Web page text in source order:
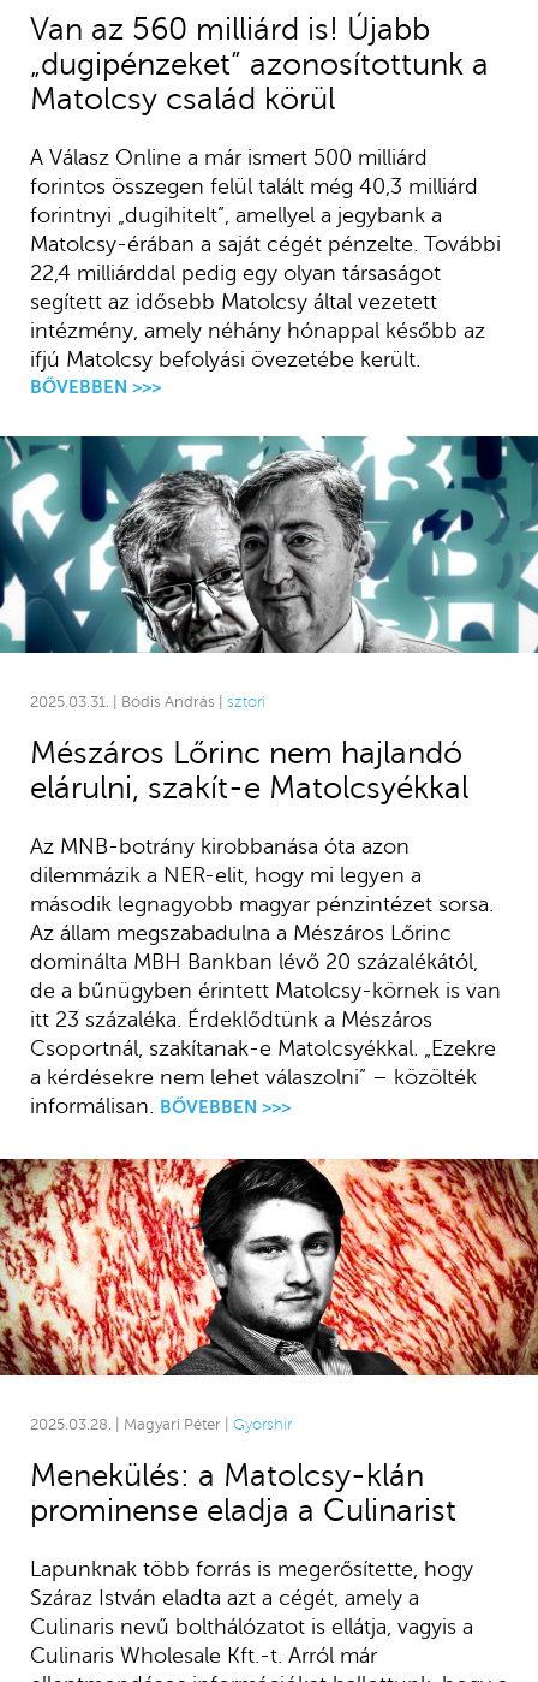
Van az 560 milliárd is! Újabb
„dugipénzeket” azonosítottunk a
Matolcsy család körül
A Válasz Online a már ismert 500 milliárd
forintos összegen felül talált még 40,3 milliárd
forintnyi „dugihitelt”, amellyel a jegybank a
Matolcsy-érában a saját cégét pénzelte. További
22,4 milliárddal pedig egy olyan társaságot
segített az idősebb Matolcsy által vezetett
intézmény, amely néhány hónappal később az
ifjú Matolcsy befolyási övezetébe került.
BŐVEBBEN >>>
2025.03.31. | Bódis András | sztori
Mészáros Lőrinc nem hajlandó
elárulni, szakít-e Matolcsyékkal
Az MNB-botrány kirobbanása óta azon
dilemmázik a NER-elit, hogy mi legyen a
második legnagyobb magyar pénzintézet sorsa.
Az állam megszabadulna a Mészáros Lőrinc
dominálta MBH Bankban lévő 20 százalékától,
de a bűnügyben érintett Matolcsy-körnek is van
itt 23 százaléka. Érdeklődtünk a Mészáros
Csoportnál, szakítanak-e Matolcsyékkal. „Ezekre
a kérdésekre nem lehet válaszolni” – közölték
informálisan.
BŐVEBBEN >>>
2025.03.28. | Magyari Péter | Gyorshír
Menekülés: a Matolcsy-klán
prominense eladja a Culinarist
Lapunknak több forrás is megerősítette, hogy
Száraz István eladta azt a cégét, amely a
Culinaris nevű bolthálózatot is ellátja, vagyis a
Culinaris Wholesale Kft.-t. Arról már